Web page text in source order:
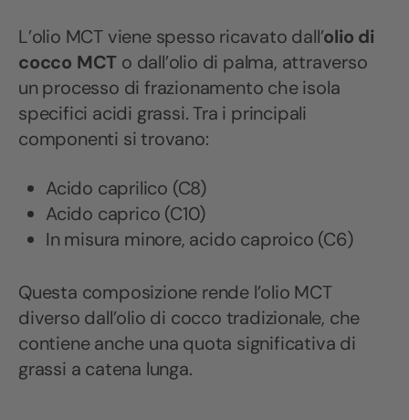
L’olio MCT viene spesso ricavato dall’olio di
cocco MCT o dall’olio di palma, attraverso
un processo di frazionamento che isola
specifici acidi grassi.Tra i principali
componenti si trovano:
Acido caprilico (C8)
Acido caprico (C10)
In misura minore, acido caproico (C6)
Questa composizione rende l’olio MCT
diverso dall’olio di cocco tradizionale, che
contiene anche una quota significativa di
grassi a catena lunga.